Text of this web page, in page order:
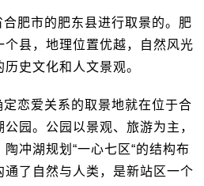
肥市的肥东县进行取景的。肥
个县，地理位置优越，自然风光
史文化和人文景观。
恋爱关系的取景地就在位于合
园。公园以景观、旅游为主，
冲湖规划“一心七区“的结构布
通了自然与人类，是新站区一个